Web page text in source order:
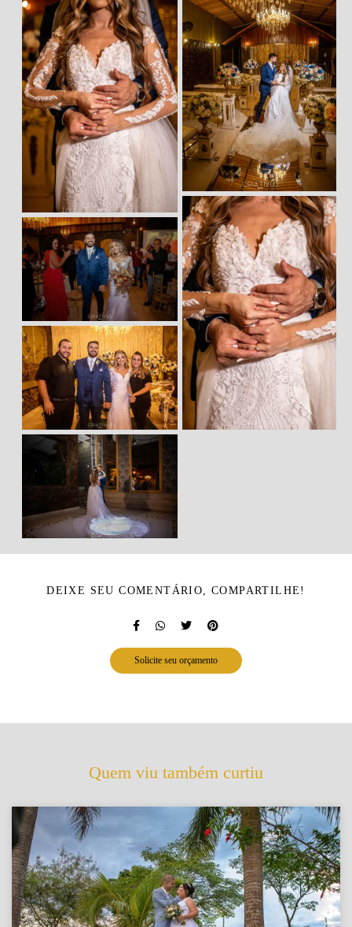
DEIXE SEU COMENTÁRIO, COMPARTILHE!
Solicite seu orçamento
Quem viu também curtiu